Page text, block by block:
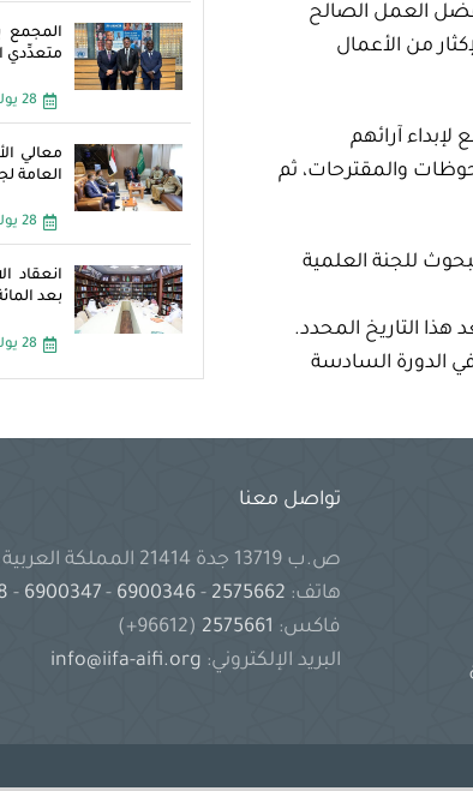
العمل الصالح
من الأعمال
آرائهم
والمقترحات، ثم
للجنة العلمية
هذا التاريخ المحدد.
الدورة السادسة
المجمع
متعدِّدي
28 يوليو، 2026
معالي
العامة
28 يوليو، 2026
انعقاد
بعد
28 يوليو، 2026
تواصل معنا
ص.ب 13719 جدة 21414 المملكة العربية السعودية
هاتف:
-
6900346
-
6900347
-
فاكس:
(96612+)
البريد الإلكتروني: info@iifa-aifi.org